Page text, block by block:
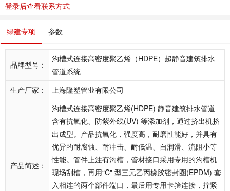
登录后查看联系方式
绿建专项 参数
品牌型号：
沟槽式连接高密度聚乙烯（HDPE）超静音建筑排水
管道系统
生产厂家：
上海隆塑管业有限公司
产品简述：
沟槽式连接高密度聚乙烯(HDPE) 静音建筑排水管道
含有抗氧化、防紫外线(UV) 等添加剂，通过挤出机挤
出成型。产品抗氧化，强度高，耐磨性能好，并具有
优异的耐腐蚀、耐冲击、耐低温、自润滑、流阻小等
性能。管件上注有沟槽，管材接口采用专用的沟槽机
现场刮槽，再用“C" 型三元乙丙橡胶密封圈(EPDM) 套
入相连的两个部件端口，最后用专用卡箍连接，拧紧